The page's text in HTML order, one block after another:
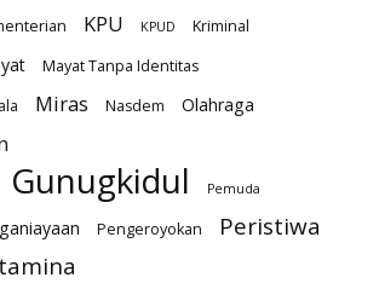
KPU KPUD
Kriminal
Mayat Tanpa Identitas
Miras Nasdem Olahraga
Gunugkidul Pemuda
Pengeroyokan Peristiwa